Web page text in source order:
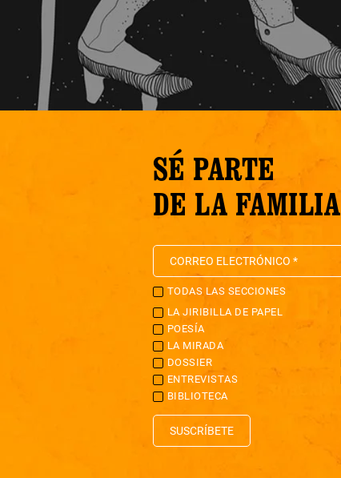
SÉ PARTE
DE LA FAMILIA
TODAS LAS SECCIONES
LA JIRIBILLA DE PAPEL
POESÍA
LA MIRADA
DOSSIER
ENTREVISTAS
BIBLIOTECA
SUSCRÍBETE